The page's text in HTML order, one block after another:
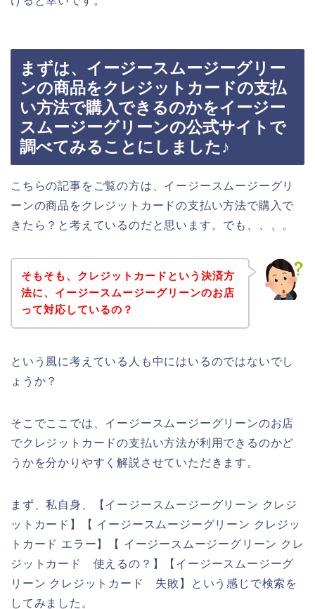
まずは、イージースムージーグリー
ンの商品をクレジットカードの支払
い方法で購入できるのかをイージー
スムージーグリーンの公式サイトで
調べてみることにしました♪
こちらの記事をご覧の方は、イージースムージーグリ
ーンの商品をクレジットカードの支払い方法で購入で
きたら？と考えているのだと思います。でも、、、。
そもそも、クレジットカードという決済方
法に、イージースムージーグリーンのお店
って対応しているの？
という風に考えている人も中にはいるのではないでし
ょうか？
そこでここでは、イージースムージーグリーンのお店
でクレジットカードの支払い方法が利用できるのかど
うかを分かりやすく解説させていただきます。
まず、私自身、【イージースムージーグリーン クレジ
ットカード】【 イージースムージーグリーン クレジッ
トカード エラー】【 イージースムージーグリーン クレ
ジットカード 使えるの？】【イージースムージーグ
リーン クレジットカード 失敗】という感じで検索を
してみました。